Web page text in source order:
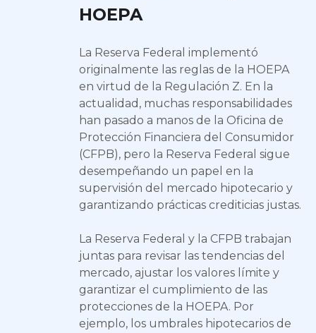
HOEPA
La Reserva Federal implementó
originalmente las reglas de la HOEPA
en virtud de la Regulación Z. En la
actualidad, muchas responsabilidades
han pasado a manos de la Oficina de
Protección Financiera del Consumidor
(CFPB), pero la Reserva Federal sigue
desempeñando un papel en la
supervisión del mercado hipotecario y
garantizando prácticas crediticias justas.
La Reserva Federal y la CFPB trabajan
juntas para revisar las tendencias del
mercado, ajustar los valores límite y
garantizar el cumplimiento de las
protecciones de la HOEPA. Por
ejemplo, los umbrales hipotecarios de